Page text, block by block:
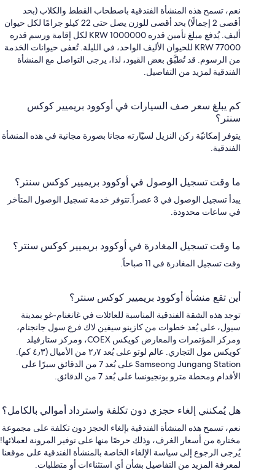
نعم، تسمح هذه المنشأة الفندقية باصطحاب القطط والكلاب (بحد
أقصى 2 إجمالًا) بحد أقصى للوزن يصل حتى 22 كيلو جرامًا لكل حيوان
أليف. يُدفع مبلغ تأمين قدره KRW 1000000 لكل إقامة ورسم قدره
KRW 77000 للحيوان الأليف الواحد، في الليلة. تُعفى حيوانات الخدمة
من الرسوم. قد تُطبَّق بعض القيود، لذا، يرجى التواصل مع المنشأة
الفندقية لمزيد من التفاصيل.
كم يبلغ سعر صف السيارات في أوكوود بريميير كوكس
سنتر؟
يتوفر إمكانيّة ركن النزيل لسيّارته مجانا بصورة مجانية في هذه المنشأة
الفندقية.
ما وقت تسجيل الوصول في أوكوود بريميير كوكس سنتر؟
يبدأ تسجيل الوصول في 3 عصراً.تتوفر خدمة تسجيل الوصول المتأخر
في ساعات محدودة.
ما وقت تسجيل المغادرة في أوكوود بريميير كوكس سنتر؟
وقت تسجيل المغادرة في 11 صباحاً.
أين تقع منشأة أوكوود بريميير كوكس سنتر؟
توجد هذه الشقة الفندقية المناسبة للعائلات في غانغنام-غو بمدينة
سيول، على بُعد خطوات من كازينو سيفين لاك فرع سول جانجنام،
ومركز المؤتمرات والمعارض كويكس COEX، ومركز ستارفيلد
كويكس مول التجاري. عالم لوتو على بُعد ٢٫٧ من الأميال (٤٫٣ كم).
Samseong Jungang Station على بُعد 7 من الدقائق سيرًا على
الأقدام ومحطة مترو بونجيونسا على بُعد 7 من الدقائق.
هل يُمكنني إلغاء حجزي دون تكلفة واسترداد أموالي بالكامل؟
نعم، تسمح هذه المنشأة الفندقية بإلغاء الحجز دون تكلفة على مجموعة
مختارة من أسعار الغرف، وذلك حرصًا منها على توفير المرونة لعملائها!
يُرجى الرجوع إلى سياسة الإلغاء الخاصة بالمنشأة الفندقية على موقعنا
لمعرفة المزيد من التفاصيل بشأن أي استثناءات أو متطلبات.